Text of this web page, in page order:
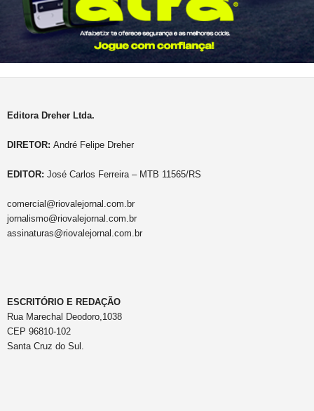
Editora Dreher Ltda.
DIRETOR: André Felipe Dreher
EDITOR: José Carlos Ferreira – MTB 11565/RS
comercial@riovalejornal.com.br
jornalismo@riovalejornal.com.br
assinaturas@riovalejornal.com.br
ESCRITÓRIO E REDAÇÃO
Rua Marechal Deodoro,1038
CEP 96810-102
Santa Cruz do Sul.